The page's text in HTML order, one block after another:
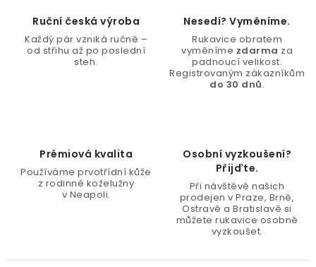
Ruční česká výroba
Každý pár vzniká ručně –
od střihu až po poslední
steh.
Nesedí? Vyměníme.
Rukavice obratem
vyměníme zdarma za
padnoucí velikost.
Registrovaným zákazníkům
do 30 dnů.
Prémiová kvalita
Používáme prvotřídní kůže
z rodinné koželužny
v Neapoli.
Osobní vyzkoušení?
Přijďte.
Při návštěvě našich
prodejen v Praze, Brně,
Ostravě a Bratislavě si
můžete rukavice osobně
vyzkoušet.